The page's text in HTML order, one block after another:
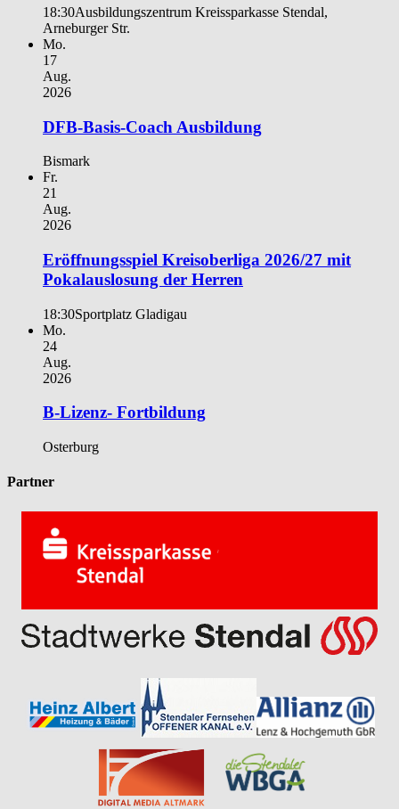
18:30Ausbildungszentrum Kreissparkasse Stendal,
Arneburger Str.
Mo.
17
Aug.
2026
DFB-Basis-Coach Ausbildung
Bismark
Fr.
21
Aug.
2026
Eröffnungsspiel Kreisoberliga 2026/27 mit
Pokalauslosung der Herren
18:30Sportplatz Gladigau
Mo.
24
Aug.
2026
B-Lizenz- Fortbildung
Osterburg
Partner